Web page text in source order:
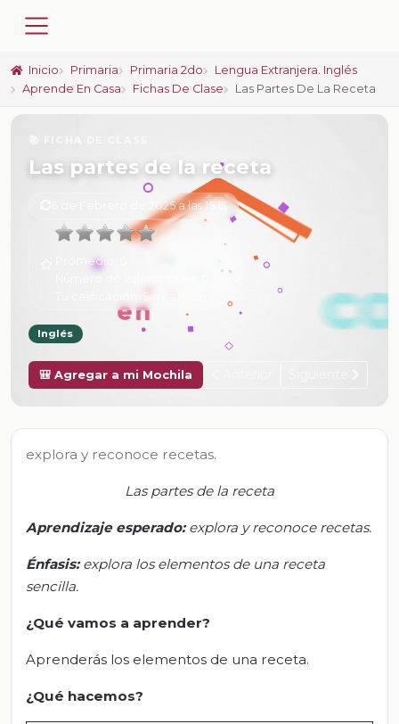
Inicio Primaria Primaria 2do
Lengua Extranjera. Inglés
Aprende En Casa
Fichas De Clase Las Partes De La Receta
Las partes de la receta
6 de Febrero de 2025 a las 15:13
Promedio:
Sin calificar
Inglés
🎒 Agregar a mi Mochila
explora y reconoce recetas.
Las partes de la receta
Aprendizaje esperado: explora y reconoce recetas.
Énfasis:explora los elementos de una receta
sencilla.
¿Qué vamos a aprender?
Aprenderás los elementos de una receta.
¿Qué hacemos?